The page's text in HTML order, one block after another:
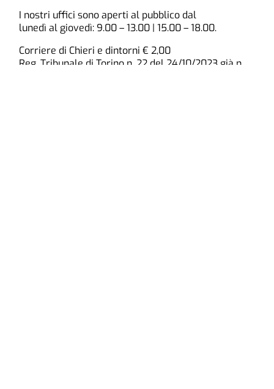
I nostri uffici sono aperti al pubblico dal
lunedì al giovedì: 9.00 – 13.00 | 15.00 – 18.00.
Corriere di Chieri e dintorni € 2,00
Reg. Tribunale di Torino n. 22 del 24/10/2023 già n.